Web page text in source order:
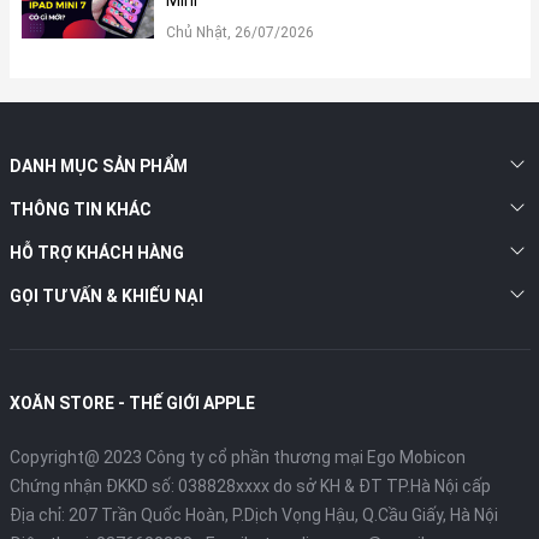
Theo công bố từ DJI, Mini 4K có khả năng vận hành liên tục trong
trường tác nghiệp thực tế, thời lượng này sẽ biến thiên tùy
thuộc vào sức gió, chế độ bay và thói quen điều khiển của người
dùng. Thông thường, thời gian bay thực tế sẽ duy trì ổn định ở
mức khoảng 20 phút. Dù con số này có phần khiêm tốn khi đặt
Chủ Nhật, 26/07/2026
DANH MỤC SẢN PHẨM
THÔNG TIN KHÁC
HỖ TRỢ KHÁCH HÀNG
GỌI TƯ VẤN & KHIẾU NẠI
XOĂN STORE - THẾ GIỚI APPLE
Copyright@ 2023 Công ty cổ phần thương mại Ego Mobicon
Chứng nhận ĐKKD số: 038828xxxx do sở KH & ĐT TP.Hà Nội cấp
Địa chỉ: 207 Trần Quốc Hoàn, P.Dịch Vọng Hậu, Q.Cầu Giấy, Hà Nội